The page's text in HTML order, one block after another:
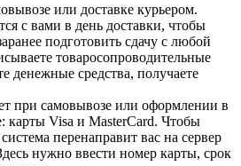
или доставке курьером.
с вами в день доставки, чтобы
подготовить сдачу с любой
товаросопроводительные
денежные средства, получаете
при самовывозе или оформлении в
карты Visa и MasterCard. Чтобы
перенаправит вас на сервер
нужно ввести номер карты, срок